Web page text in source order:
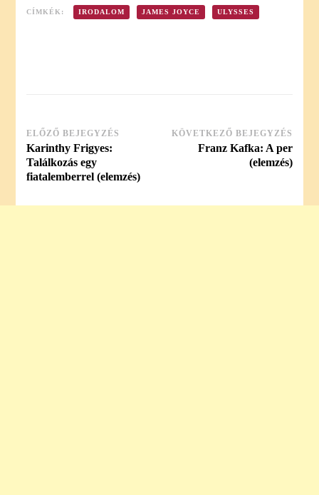
CÍMKÉK: IRODALOM JAMES JOYCE ULYSSES
Post
Navigation
ELŐZŐ BEJEGYZÉS
Karinthy Frigyes:
Találkozás egy
fiatalemberrel (elemzés)
KÖVETKEZŐ BEJEGYZÉS
Franz Kafka: A per
(elemzés)